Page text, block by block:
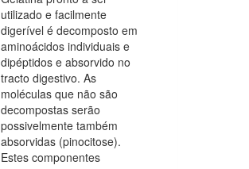
utilizado e facilmente
digerível é decomposto em
aminoácidos individuais e
dipéptidos e absorvido no
tracto digestivo. As
moléculas que não são
decompostas serão
possivelmente também
absorvidas (pinocitose).
Estes componentes